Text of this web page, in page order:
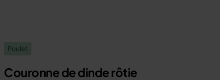
Poulet
Couronne de dinde rôtie